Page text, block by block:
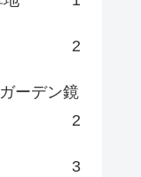
2
ーデン鏡
2
3